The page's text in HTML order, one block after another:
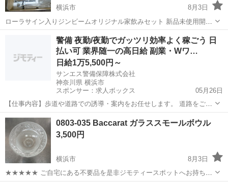
横浜市
8月3日
ローラサイン入りジンビームオリジナル家飲みセット 新品未使用開封
箱の宛名剥がしてます 宜しくお願いします
横浜市 食器 ローラ
警備 夜勤/夜勤でガッツリ効率よく稼ごう 日
払い可 業界随一の高日給 副業・Wワ…
日給1万5,500円～
サンエス警備保障株式会社
神奈川県 横浜市
スポンサー：求人ボックス
05月26日
【仕事内容】歩道や道路での誘導・案内をお任せします。 道路をご利
用される車両や歩行者の方が安全に安心して通行するために適切に誘
導してください。 勤務地へは直行直帰OKです! <未経験でも安心!!> 丁
寧な研修20hで基本的な知識を...
アルバイト・パート
0803-035 Baccarat ガラススモールボウル
3,500円
横浜市
8月3日
★★★★★ ご自宅にある不要品を是非ジモティースポットへお持ち込